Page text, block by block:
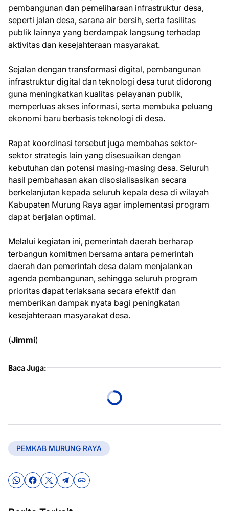
pembangunan dan pemeliharaan infrastruktur desa,
seperti jalan desa, sarana air bersih, serta fasilitas
publik lainnya yang berdampak langsung terhadap
aktivitas dan kesejahteraan masyarakat.
Sejalan dengan transformasi digital, pembangunan
infrastruktur digital dan teknologi desa turut didorong
guna meningkatkan kualitas pelayanan publik,
memperluas akses informasi, serta membuka peluang
ekonomi baru berbasis teknologi di desa.
Rapat koordinasi tersebut juga membahas sektor-
sektor strategis lain yang disesuaikan dengan
kebutuhan dan potensi masing-masing desa. Seluruh
hasil pembahasan akan disosialisasikan secara
berkelanjutan kepada seluruh kepala desa di wilayah
Kabupaten Murung Raya agar implementasi program
dapat berjalan optimal.
Melalui kegiatan ini, pemerintah daerah berharap
terbangun komitmen bersama antara pemerintah
daerah dan pemerintah desa dalam menjalankan
agenda pembangunan, sehingga seluruh program
prioritas dapat terlaksana secara efektif dan
memberikan dampak nyata bagi peningkatan
kesejahteraan masyarakat desa.
(Jimmi)
Baca Juga:
PEMKAB MURUNG RAYA